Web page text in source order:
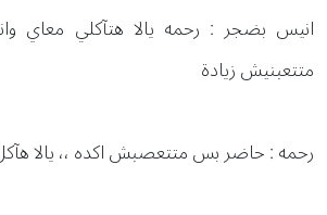
انيس بضجر : رحمه يالا هتآكلي معاي
متتعبنيش زيادة
رحمه : حاضر بس متتعصبش اكده ،، يالا